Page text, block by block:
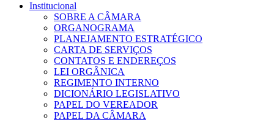
Institucional
SOBRE A CÂMARA
ORGANOGRAMA
PLANEJAMENTO ESTRATÉGICO
CARTA DE SERVIÇOS
CONTATOS E ENDEREÇOS
LEI ORGÂNICA
REGIMENTO INTERNO
DICIONÁRIO LEGISLATIVO
PAPEL DO VEREADOR
PAPEL DA CÂMARA